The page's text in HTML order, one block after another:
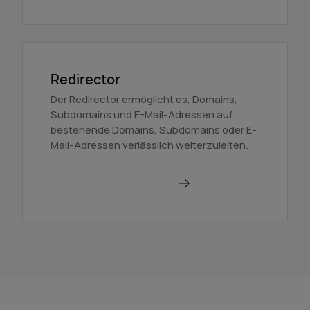
Redirector
Der Redirector ermöglicht es, Domains,
Subdomains und E-Mail-Adressen auf
bestehende Domains, Subdomains oder E-
Mail-Adressen verlässlich weiterzuleiten.